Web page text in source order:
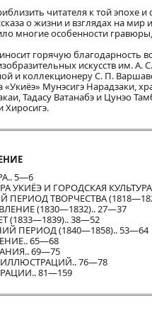
читателя к той эпохе и
о жизни и взглядах на
многие особенности
горячую благодарность
искусств им. А.
и коллекционеру С. П.
«Укиёэ» Мунэсигэ Нарадзаки,
Тадасу Ватанабэ и Цунэо
Хиросигэ.
5—6
УКИЁЭ И ГОРОДСКАЯ
ПЕРИОД ТВОРЧЕСТВА
(1830—1832).. 27—37
(1833—1839).. 38—52
ПЕРИОД (1840—1858).. 53—64
65—68
69—75
76—78
81—159